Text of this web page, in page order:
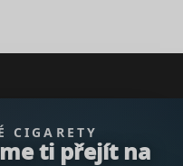
CIGARETY
ti přejít na